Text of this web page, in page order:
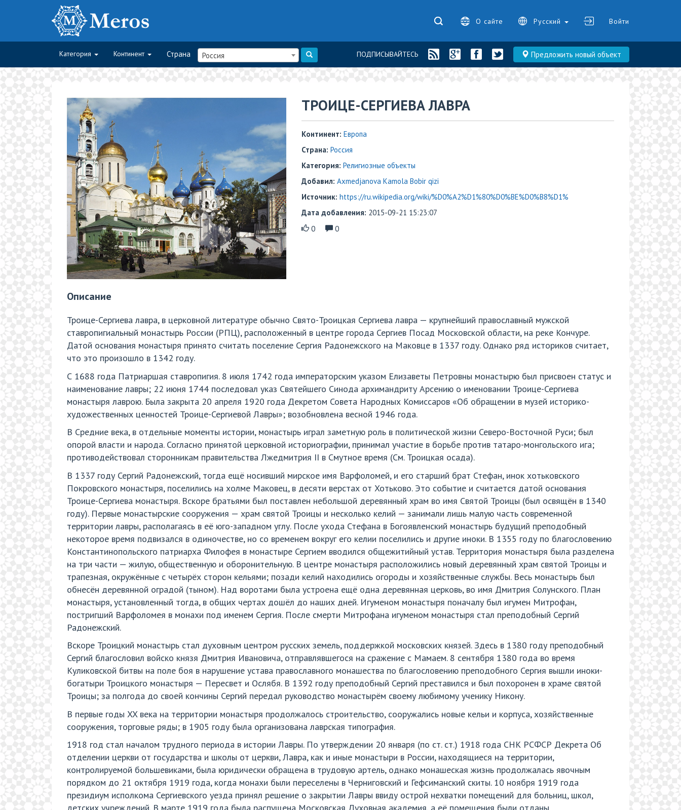
О сайте Русский Войти
Категория Континент Страна Россия Предложить новый объект
ПОДПИСЫВАЙТЕСЬ
ТРОИЦЕ-СЕРГИЕВА ЛАВРА
Континент: Европа
Страна: Россия
Категория: Религиозные объекты
Добавил: Axmedjanova Kamola Bobir qizi
Источник: https://ru.wikipedia.org/wiki/%D0%A2%D1%80%D0%BE%D0%B8%D1%
Дата добавления: 2015-09-21 15:23:07
0
0
Описание
Троице-Сергиева лавра, в церковной литературе обычно Свято-Троицкая Сергиева лавра — крупнейший православный мужской
ставропигиальный монастырь России (РПЦ), расположенный в центре города Сергиев Посад Московской области, на реке Кончуре.
Датой основания монастыря принято считать поселение Сергия Радонежского на Маковце в 1337 году. Однако ряд историков считает,
что это произошло в 1342 году.
С 1688 года Патриаршая ставропигия. 8 июля 1742 года императорским указом Елизаветы Петровны монастырю был присвоен статус и
наименование лавры; 22 июня 1744 последовал указ Святейшего Синода архимандриту Арсению о именовании Троице-Сергиева
монастыря лаврою. Была закрыта 20 апреля 1920 года Декретом Совета Народных Комиссаров «Об обращении в музей историко-
художественных ценностей Троице-Сергиевой Лавры»; возобновлена весной 1946 года.
В Средние века, в отдельные моменты истории, монастырь играл заметную роль в политической жизни Северо-Восточной Руси; был
опорой власти и народа. Согласно принятой церковной историографии, принимал участие в борьбе против татаро-монгольского ига;
противодействовал сторонникам правительства Лжедмитрия II в Смутное время (См. Троицкая осада).
В 1337 году Сергий Радонежский, тогда ещё носивший мирское имя Варфоломей, и его старший брат Стефан, инок хотьковского
Покровского монастыря, поселились на холме Маковец, в десяти верстах от Хотьково. Это событие и считается датой основания
Троице-Сергиева монастыря. Вскоре братьями был поставлен небольшой деревянный храм во имя Святой Троицы (был освящён в 1340
году). Первые монастырские сооружения — храм святой Троицы и несколько келий — занимали лишь малую часть современной
территории лавры, располагаясь в её юго-западном углу. После ухода Стефана в Богоявленский монастырь будущий преподобный
некоторое время подвизался в одиночестве, но со временем вокруг его келии поселились и другие иноки. В 1355 году по благословению
Константинопольского патриарха Филофея в монастыре Сергием вводился общежитийный устав. Территория монастыря была разделена
на три части — жилую, общественную и оборонительную. В центре монастыря расположились новый деревянный храм святой Троицы и
трапезная, окружённые с четырёх сторон кельями; позади келий находились огороды и хозяйственные службы. Весь монастырь был
обнесён деревянной оградой (тыном). Над воротами была устроена ещё одна деревянная церковь, во имя Дмитрия Солунского. План
монастыря, установленный тогда, в общих чертах дошёл до наших дней. Игуменом монастыря поначалу был игумен Митрофан,
постригший Варфоломея в монахи под именем Сергия. После смерти Митрофана игуменом монастыря стал преподобный Сергий
Радонежский.
Вскоре Троицкий монастырь стал духовным центром русских земель, поддержкой московских князей. Здесь в 1380 году преподобный
Сергий благословил войско князя Дмитрия Ивановича, отправлявшегося на сражение с Мамаем. 8 сентября 1380 года во время
Куликовской битвы на поле боя в нарушение устава православного монашества по благословению преподобного Сергия вышли иноки-
богатыри Троицкого монастыря — Пересвет и Ослябя. В 1392 году преподобный Сергий преставился и был похоронен в храме святой
Троицы; за полгода до своей кончины Сергий передал руководство монастырём своему любимому ученику Никону.
В первые годы XX века на территории монастыря продолжалось строительство, сооружались новые кельи и корпуса, хозяйственные
сооружения, торговые ряды; в 1905 году была организована лаврская типография.
1918 год стал началом трудного периода в истории Лавры. По утверждении 20 января (по ст. ст.) 1918 года СНК РСФСР Декрета Об
отделении церкви от государства и школы от церкви, Лавра, как и иные монастыри в России, находящиеся на территории,
контролируемой большевиками, была юридически обращена в трудовую артель, однако монашеская жизнь продолжалась явочным
порядком до 21 октября 1919 года, когда монахи были переселены в Черниговский и Гефсиманский скиты. 10 ноября 1919 года
президиум исполкома Сергиевского уезда принял решение о закрытии Лавры ввиду острой нехватки помещений для больниц, школ,